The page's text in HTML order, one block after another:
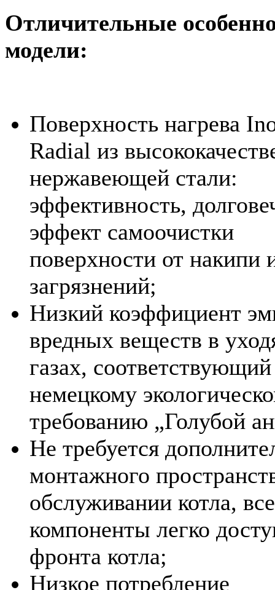
Отличительные
модели:
Поверхность нагрева
Radial из
нержавеющей стали:
эффективность,
эффект самоочистки
поверхности от накипи
загрязнений;
Низкий коэффициент
вредных веществ в
газах, соответствующий
немецкому
требованию „Голубой
Не требуется
монтажного
обслуживании котла, все
компоненты легко
фронта котла;
Низкое потребление